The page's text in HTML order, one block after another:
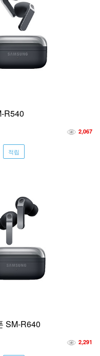
R540
2,067
적립
SM-R640
2,291